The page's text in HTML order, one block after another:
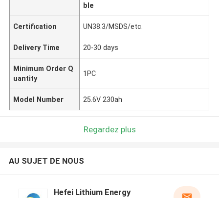
ble
Certification UN38.3/MSDS/etc.
Delivery Time 20-30 days
Minimum Order Q
uantity
1PC
Model Number 25.6V 230ah
Regardez plus
AU SUJET DE NOUS
Hefei Lithium Energy